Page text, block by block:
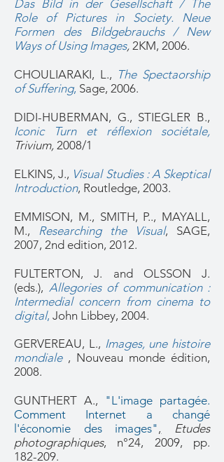
Das Bild in der Gesellschaft / The
Role of Pictures in Society. Neue
Formen des Bildgebrauchs / New
Ways of Using Images, 2KM, 2006.
CHOULIARAKI, L., The Spectaorship
of Suffering, Sage, 2006.
DIDI-HUBERMAN, G., STIEGLER B.,
Iconic Turn et réflexion sociétale,
Trivium, 2008/1
ELKINS, J., Visual Studies : A Skeptical
Introduction, Routledge, 2003.
EMMISON, M., SMITH, P.., MAYALL,
M., Researching the Visual, SAGE,
2007, 2nd edition, 2012.
FULTERTON, J. and OLSSON J.
(eds.), Allegories of communication :
Intermedial concern from cinema to
digital, John Libbey, 2004.
GERVEREAU, L., Images, une histoire
mondiale, Nouveau monde édition,
2008.
GUNTHERT A., "L'image partagée.
Comment Internet a changé
l'économie des images",
Etudes
photographiques, n°24, 2009, pp.
182-209.